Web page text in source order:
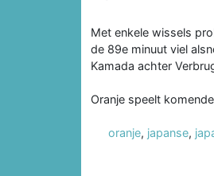
Met enkele wissels
de 89e minuut viel
Kamada achter
Oranje speelt
oranje, japanse,